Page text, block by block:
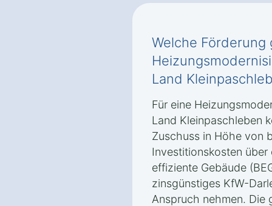
Welche
Land
Für eine
Land Kleinpaschleben
Zuschuss in Höhe von
Investitionskosten
effiziente Gebäude
zinsgünstiges KfW-
Anspruch nehmen. Die